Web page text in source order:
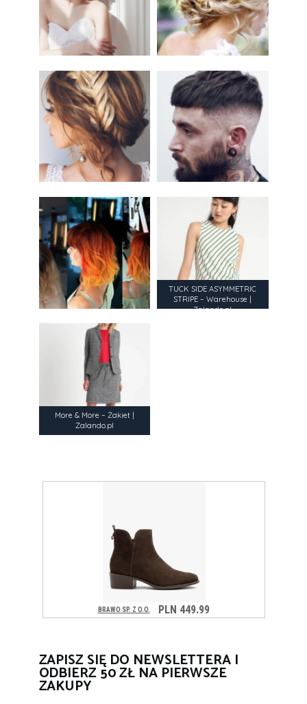
TUCK SIDE ASYMMETRIC
STRIPE – Warehouse |
Zalando.pl
More & More – Żakiet |
Zalando.pl
ZAPISZ SIĘ DO NEWSLETTERA I
ODBIERZ 50 ZŁ NA PIERWSZE
ZAKUPY